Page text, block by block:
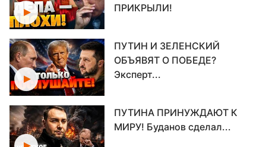
ПРИКРЫЛИ!
ПУТИН И ЗЕЛЕНСКИЙ
ОБЪЯВЯТ О ПОБЕДЕ?
Эксперт...
ПУТИНА ПРИНУЖДАЮТ К
МИРУ! Буданов сделал...